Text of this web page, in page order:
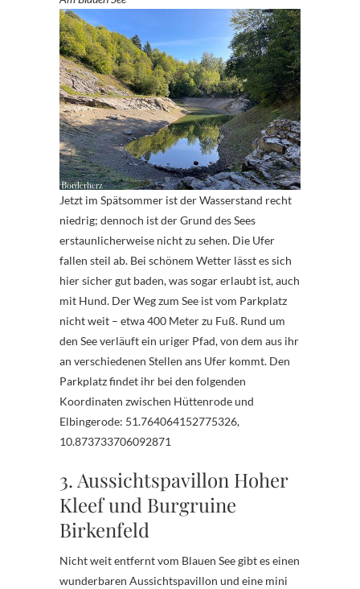
Jetzt im Spätsommer ist der Wasserstand recht
niedrig; dennoch ist der Grund des Sees
erstaunlicherweise nicht zu sehen. Die Ufer
fallen steil ab. Bei schönem Wetter lässt es sich
hier sicher gut baden, was sogar erlaubt ist, auch
mit Hund. Der Weg zum See ist vom Parkplatz
nicht weit – etwa 400 Meter zu Fuß. Rund um
den See verläuft ein uriger Pfad, von dem aus ihr
an verschiedenen Stellen ans Ufer kommt. Den
Parkplatz findet ihr bei den folgenden
Koordinaten zwischen Hüttenrode und
Elbingerode: 51.764064152775326,
10.873733706092871
3. Aussichtspavillon Hoher
Kleef und Burgruine
Birkenfeld
Nicht weit entfernt vom Blauen See gibt es einen
wunderbaren Aussichtspavillon und eine mini